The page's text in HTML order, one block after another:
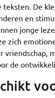
De
en
jonge
zich
de